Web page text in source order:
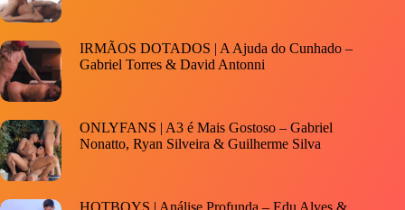
IRMÃOS DOTADOS | A Ajuda do Cunhado –
Gabriel Torres & David Antonni
ONLYFANS | A3 é Mais Gostoso – Gabriel
Nonatto, Ryan Silveira & Guilherme Silva
HOTBOYS | Análise Profunda – Edu Alves &